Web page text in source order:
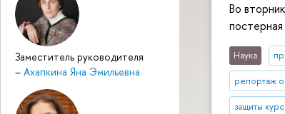
Заместитель руководителя
– Ахапкина Яна Эмильевна
Во
Наука
репортаж
защиты